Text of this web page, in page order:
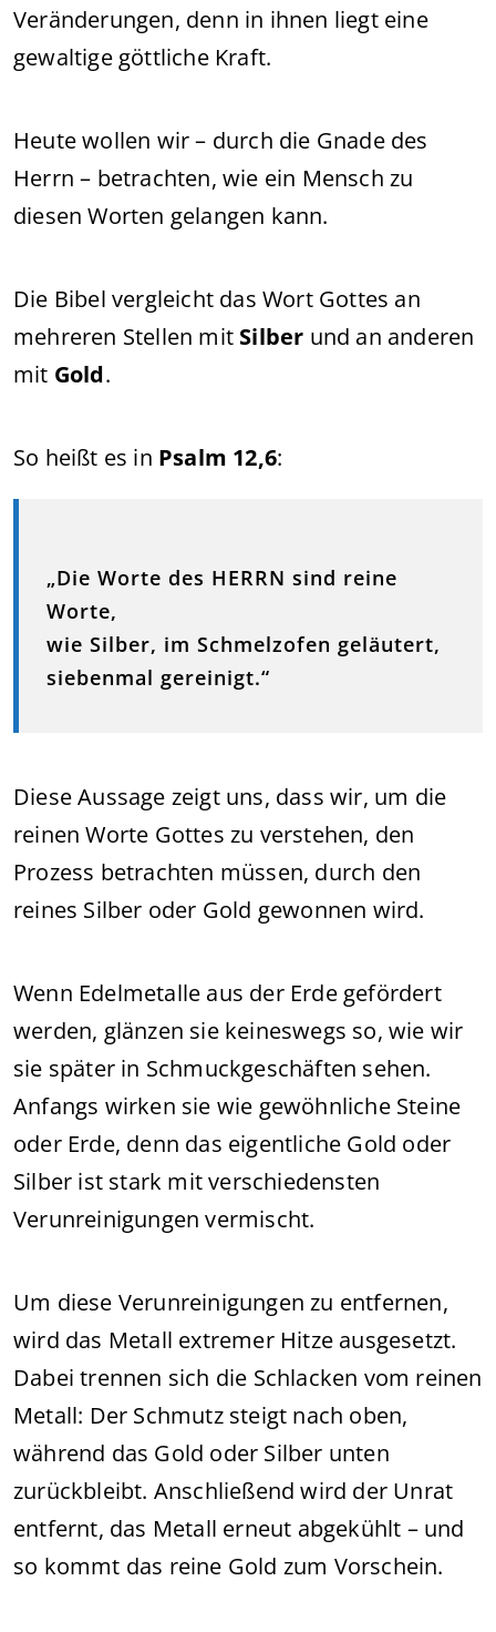
Veränderungen, denn in ihnen liegt eine
gewaltige göttliche Kraft.
Heute wollen wir – durch die Gnade des
Herrn – betrachten, wie ein Mensch zu
diesen Worten gelangen kann.
Die Bibel vergleicht das Wort Gottes an
mehreren Stellen mit Silber und an anderen
mit Gold.
So heißt es in Psalm 12,6:
„Die Worte des HERRN sind reine
Worte,
wie Silber, im Schmelzofen geläutert,
siebenmal gereinigt.“
Diese Aussage zeigt uns, dass wir, um die
reinen Worte Gottes zu verstehen, den
Prozess betrachten müssen, durch den
reines Silber oder Gold gewonnen wird.
Wenn Edelmetalle aus der Erde gefördert
werden, glänzen sie keineswegs so, wie wir
sie später in Schmuckgeschäften sehen.
Anfangs wirken sie wie gewöhnliche Steine
oder Erde, denn das eigentliche Gold oder
Silber ist stark mit verschiedensten
Verunreinigungen vermischt.
Um diese Verunreinigungen zu entfernen,
wird das Metall extremer Hitze ausgesetzt.
Dabei trennen sich die Schlacken vom reinen
Metall: Der Schmutz steigt nach oben,
während das Gold oder Silber unten
zurückbleibt. Anschließend wird der Unrat
entfernt, das Metall erneut abgekühlt – und
so kommt das reine Gold zum Vorschein.